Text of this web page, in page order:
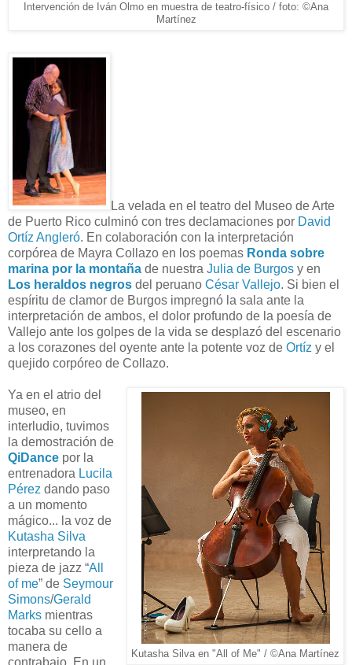
Intervención de Iván Olmo en muestra de teatro-físico / foto: ©Ana
Martínez
La velada en el teatro del Museo de Arte
de Puerto Rico culminó con tres declamaciones por David
Ortíz Angleró. En colaboración con la interpretación
corpórea de Mayra Collazo en los poemas Ronda sobre
marina por la montaña de nuestra Julia de Burgos y en
Los heraldos negros del peruano César Vallejo. Si bien el
espíritu de clamor de Burgos impregnó la sala ante la
interpretación de ambos, el dolor profundo de la poesía de
Vallejo ante los golpes de la vida se desplazó del escenario
a los corazones del oyente ante la potente voz de Ortíz y el
quejido corpóreo de Collazo.
Kutasha Silva en "All of Me" / ©Ana Martínez
Ya en el atrio del
museo, en
interludio, tuvimos
la demostración de
QiDance por la
entrenadora Lucila
Pérez dando paso
a un momento
mágico... la voz de
Kutasha Silva
interpretando la
pieza de jazz “All
of me” de Seymour
Simons/Gerald
Marks mientras
tocaba su cello a
manera de
contrabajo. En un